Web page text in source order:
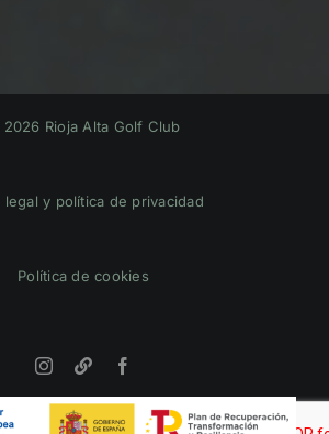
Rioja Alta Golf Club
legal y política de privacidad
Política de cookies